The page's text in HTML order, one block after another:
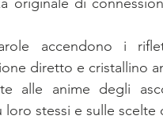
accendono i
diretto e cristallino
alle anime degli
loro stessi e sulle scelte